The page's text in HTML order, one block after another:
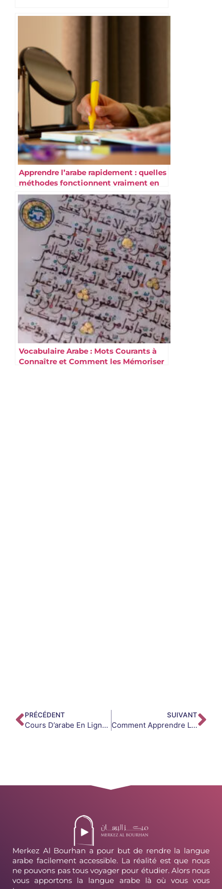
Apprendre l’arabe rapidement : quelles
méthodes fonctionnent vraiment en
2026 ?
Vocabulaire Arabe : Mots Courants à
Connaître et Comment les Mémoriser
PRÉCÉDENT
Cours D’arabe En Ligne Vs Cours Présentiel : Quel Choix Est Le Meilleur Pour Toi ?
SUIVANT
Comment Apprendre La Conjugaison Arabe Sans Se Perdre Dans La Théorie ?
Merkez Al Bourhan a pour but de rendre la langue
arabe facilement accessible. La réalité est que nous
ne pouvons pas tous voyager pour étudier. Alors nous
vous apportons la langue arabe là où vous vous